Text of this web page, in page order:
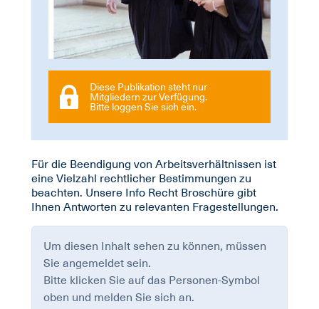
Diese Publikation steht nur
Mitgliedern zur Verfügung.
Bitte loggen Sie sich ein.
Für die Beendigung von Arbeitsverhältnissen ist
eine Vielzahl rechtlicher Bestimmungen zu
beachten. Unsere Info Recht Broschüre gibt
Ihnen Antworten zu relevanten Fragestellungen.
Um diesen Inhalt sehen zu können, müssen
Sie angemeldet sein.
Bitte klicken Sie auf das Personen-Symbol
oben und melden Sie sich an.